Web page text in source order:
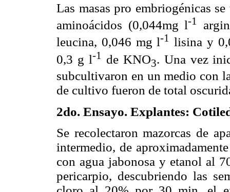
Las masas pro embriogénicas
aminoácidos (0,044mg l-1
leucina, 0,046 mg l-1 lisina y
0,3 g l-1 de KNO3. Una vez
subcultivaron en un medio con
de cultivo fueron de total
2do. Ensayo. Explantes:
Se recolectaron mazorcas de
intermedio, de
con agua jabonosa y etanol al
pericarpio, descubriendo las